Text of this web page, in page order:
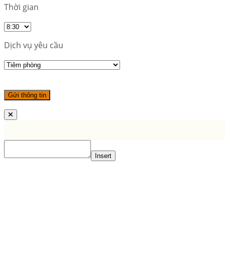
Thời gian
Dịch vụ yêu cầu
Insert